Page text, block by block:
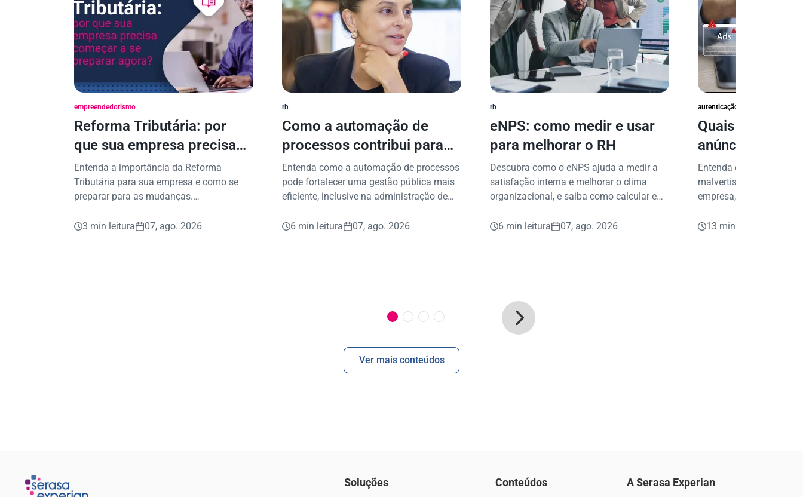
empreendedorismo
Reforma Tributária: por
que sua empresa precisa
começar a se preparar
agora?
Entenda a importância da Reforma
Tributária para sua empresa e como se
preparar para as mudanças.
seguras.
3 min leitura 07, ago. 2026
rh
Como a automação de
processos contribui para
uma gestão pública mais
eficiente
Entenda como a automação de processos
pode fortalecer uma gestão pública mais
eficiente, inclusive na administração de
6 min leitura
07, ago. 2026
rh
eNPS: como medir e usar
para melhorar o RH
Descubra como o eNPS ajuda a medir a
satisfação interna e melhorar o clima
organizacional, e saiba como calcular e
6 min leitura
07, ago. 2026
autenticação e prevenção à
Quais são os
anúncios falsos
proteger seu
Entenda os riscos de
malvertising e saiba
empresa, seus dados e
13 min leitura
Ver mais conteúdos
Soluções Conteúdos A Serasa Experian